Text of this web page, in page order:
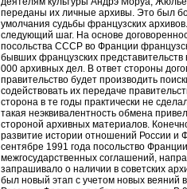
переданы их личные архивы. Это был
умолчания судьбы французских
следующий шаг. На основе
посольства СССР во Франции
бывших французских
000 архивных дел. В ответ стороны
правительство будет производить
содействовать их передаче
сторона в те годы практически не
такая неэквивалентность обмена
стороной архивных материалов.
развитие истории отношений России и
сентябре 1991 года посольство
межгосударственных соглашений,
запрашивало о наличии в советских
был новый этап с учетом новых веяний